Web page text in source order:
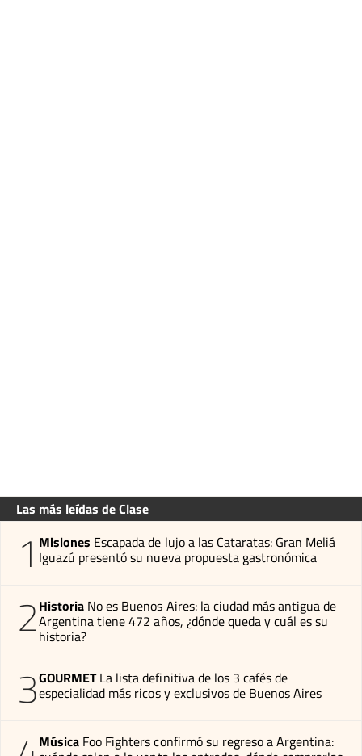
Las más leídas de Clase
1 Misiones Escapada de lujo a las Cataratas: Gran Meliá
Iguazú presentó su nueva propuesta gastronómica
2Historia No es Buenos Aires: la ciudad más antigua de
Argentina tiene 472 años, ¿dónde queda y cuál es su
historia?
3GOURMET La lista definitiva de los 3 cafés de
especialidad más ricos y exclusivos de Buenos Aires
Música Foo Fighters confirmó su regreso a Argentina: